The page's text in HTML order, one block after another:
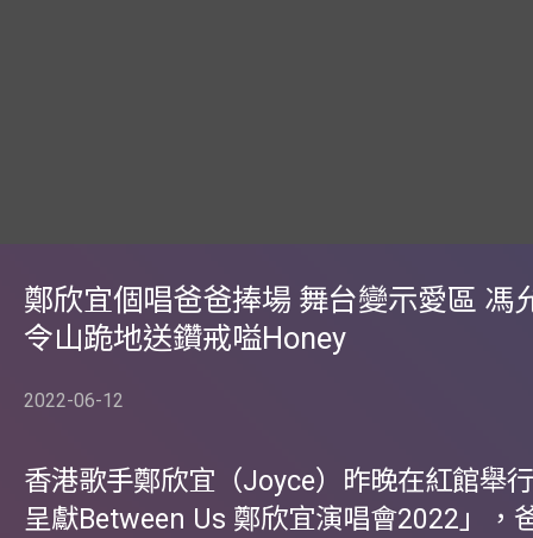
鄭欣宜個唱爸爸捧場 舞台變示愛區 馮
令山跪地送鑽戒嗌Honey
2022-06-12
香港歌手鄭欣宜（Joyce）昨晚在紅館舉
呈獻Between Us 鄭欣宜演唱會2022」，